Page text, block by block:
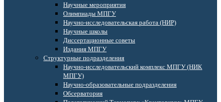
Научные мероприятия
Олимпиады МПГУ
Научно-исследовательская работа (НИР)
Научные школы
Диссертационные советы
Издания МПГУ
Структурные подразделения
Научно-исследовательский комплекс МПГУ (НИК
МПГУ)
Научно-образовательные подразделения
Обсерватория